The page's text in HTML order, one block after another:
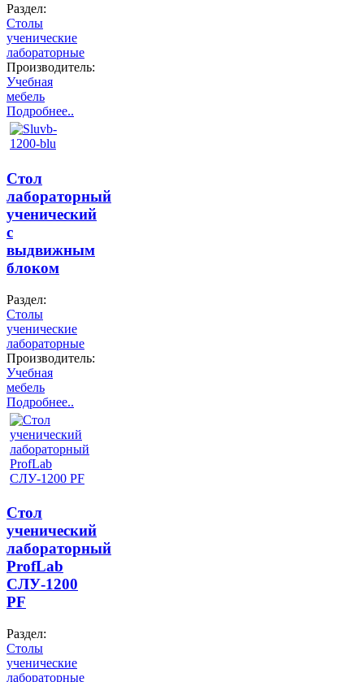
Раздел:
Столы
ученические
лабораторные
Производитель:
Учебная
мебель
Подробнее..
Стол
лабораторный
ученический
с
выдвижным
блоком
Раздел:
Столы
ученические
лабораторные
Производитель:
Учебная
мебель
Подробнее..
Стол
ученический
лабораторный
ProfLab
СЛУ-1200
PF
Раздел:
Столы
ученические
лабораторные